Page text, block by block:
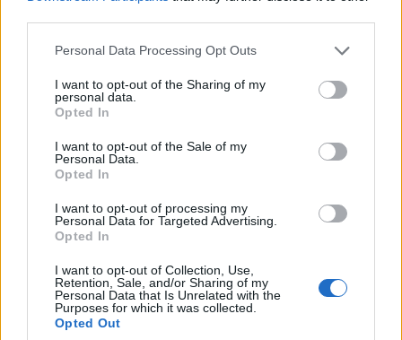
Please note that this website/app uses one or more Google
not limited to your visit or usage behaviour. You may click to
grant or deny consent to Google and its third-party tags to
use your data for below specified purposes in below Google
consent section.
Personal Data Processing Opt Outs
I want to opt-out of the Sharing of my
personal data.
Opted In
I want to opt-out of the Sale of my
Personal Data.
Opted In
I want to opt-out of processing my
Personal Data for Targeted Advertising.
Opted In
I want to opt-out of Collection, Use,
Retention, Sale, and/or Sharing of my
Personal Data that Is Unrelated with the
Purposes for which it was collected.
Opted Out
csökken a riasztás